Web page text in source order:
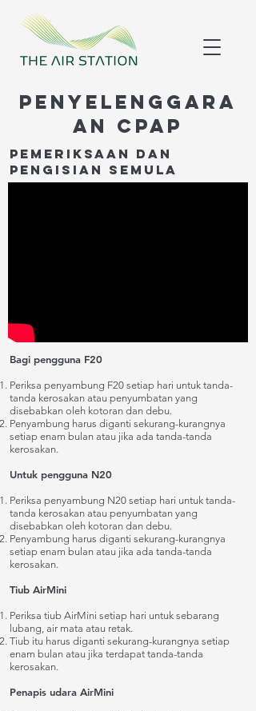
Penyelenggara
an CPAP
Pemeriksaan dan
pengisian semula
Bagi pengguna F20
Periksa penyambung F20 setiap hari untuk tanda-
tanda kerosakan atau penyumbatan yang
disebabkan oleh kotoran dan debu.
Penyambung harus diganti sekurang-kurangnya
setiap enam bulan atau jika ada tanda-tanda
kerosakan.
Untuk pengguna N20
Periksa penyambung N20 setiap hari untuk tanda-
tanda kerosakan atau penyumbatan yang
disebabkan oleh kotoran dan debu.
Penyambung harus diganti sekurang-kurangnya
setiap enam bulan atau jika ada tanda-tanda
kerosakan.
Tiub AirMini
Periksa tiub AirMini setiap hari untuk sebarang
lubang, air mata atau retak.
Tiub itu harus diganti sekurang-kurangnya setiap
enam bulan atau jika terdapat tanda-tanda
kerosakan.
Penapis udara AirMini